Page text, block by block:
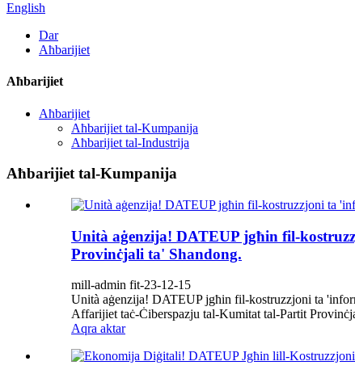
English
Dar
Aħbarijiet
Aħbarijiet
Aħbarijiet
Aħbarijiet tal-Kumpanija
Aħbarijiet tal-Industrija
Aħbarijiet tal-Kumpanija
Unità aġenzija! DATEUP jgħin fil-
Provinċjali ta' Shandong.
mill-admin fit-23-12-15
Unità aġenzija! DATEUP jgħin fil-kostruzzjoni ta
Affarijiet taċ-Ċiberspazju tal-Kumitat tal-Partit
Aqra aktar